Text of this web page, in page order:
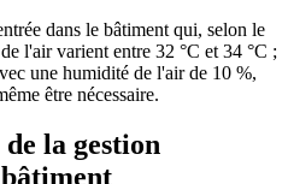
dans le bâtiment qui, selon le
l'air varient entre 32 °C et 34 °C ;
une humidité de l'air de 10 %,
être nécessaire.
la gestion